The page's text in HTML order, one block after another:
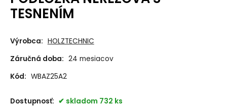
TESNENÍM
Výrobca: HOLZTECHNIC
Záručná doba: 24 mesiacov
Kód: WBAZ25A2
Dostupnosť: skladom 732 ks